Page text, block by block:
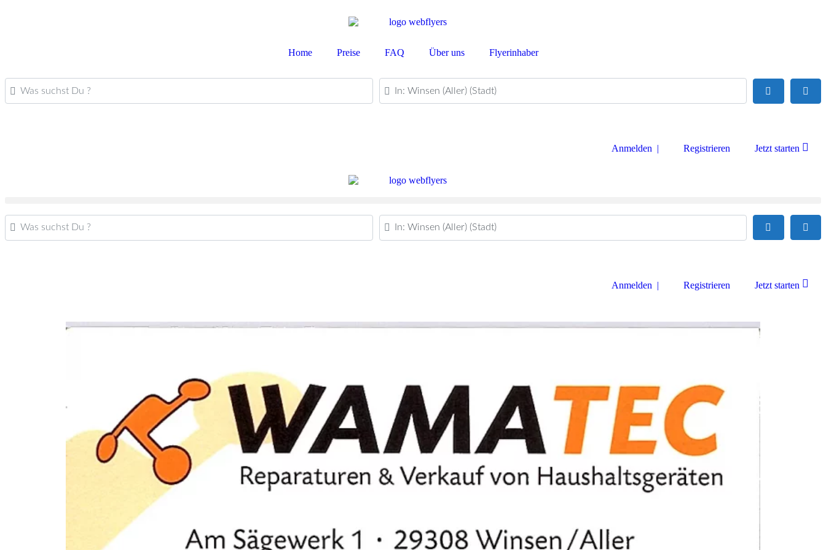
Home Preise FAQ Über uns Flyerinhaber
Was suchst Du ? PLZ oder Ort
Anmelden | Registrieren Jetzt starten
Was suchst Du ? PLZ oder Ort
Anmelden | Registrieren Jetzt starten